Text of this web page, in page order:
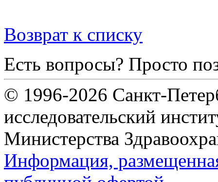
Возврат к списку
Есть вопросы? Просто
© 1996-2026 Санкт-
исследовательский
Министерства
Информация,